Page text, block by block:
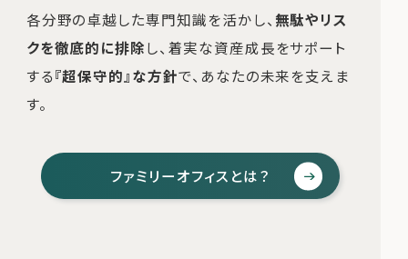
各分野の卓越した専門知識を活かし、 無駄やリス
クを徹底的に排除し、着実な資産成長をサポート
する『超保守的』な方針で、あなたの未来を支えま
す。
ファミリーオフィスとは？